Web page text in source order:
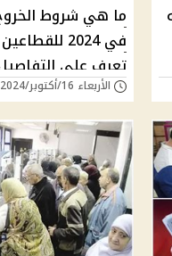
ما هي شروط
في 2024
تعرف على
الأربعاء 16/أكتوبر/2024 - 06:25 م